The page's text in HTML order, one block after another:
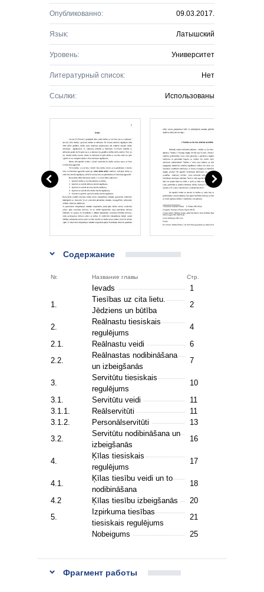
Опубликованно: 09.03.2017.
Язык: Латышский
Уровень: Университет
Литературный список: Нет
Ссылки: Использованы
Содержание
Nr. Название главы Стр.
Ievads
1
1.
Tiesības uz cita lietu.
Jēdziens un būtība
2
2.
Reālnastu tiesiskais
regulējums
4
2.1.
Reālnastu veidi
6
2.2.
Reālnastas nodibināšana
un izbeigšanās
7
3.
Servitūtu tiesiskais
regulējums
10
3.1.
Servitūtu veidi
11
3.1.1.
Reālservitūti
11
3.1.2.
Personālservitūti
13
3.2.
Servitūtu nodibināšana un
izbeigšanās
16
4.
Ķīlas tiesiskais
regulējums
17
4.1.
Ķīlas tiesību veidi un to
nodibināšana
18
4.2
Ķīlas tiesību izbeigšanās
20
5.
Izpirkuma tiesības
tiesiskais regulējums
21
Nobeigums
25
Фрагмент работы